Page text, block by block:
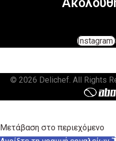
Instagram
© 2026 Delichef. All Rights
Μετάβαση στο περιεχόμενο